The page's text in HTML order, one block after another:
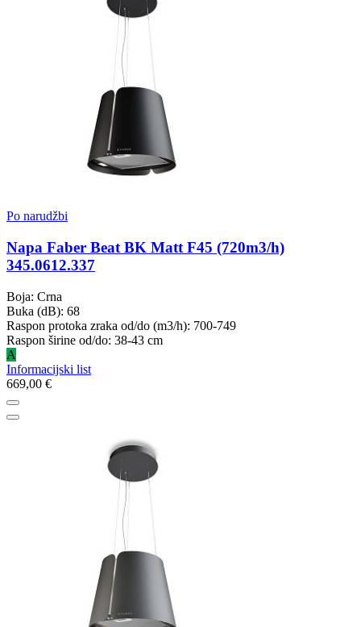
Po narudžbi
Napa Faber Beat BK Matt F45 (720m3/h)
345.0612.337
Boja: Crna
Buka (dB): 68
Raspon protoka zraka od/do (m3/h): 700-749
Raspon širine od/do: 38-43 cm
A
Informacijski list
669,00 €